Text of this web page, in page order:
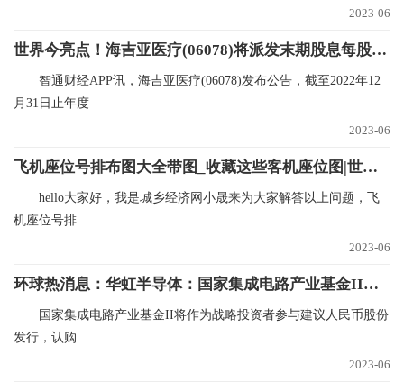
2023-06
世界今亮点！海吉亚医疗(06078)将派发末期股息每股0.15元
智通财经APP讯，海吉亚医疗(06078)发布公告，截至2022年12
月31日止年度
2023-06
飞机座位号排布图大全带图_收藏这些客机座位图|世界观点
hello大家好，我是城乡经济网小晟来为大家解答以上问题，飞
机座位号排
2023-06
环球热消息：华虹半导体：国家集成电路产业基金II将认购不超过30亿元的人民币股份
国家集成电路产业基金II将作为战略投资者参与建议人民币股份
发行，认购
2023-06